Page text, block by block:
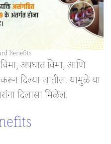
Benefits
अपघात विमा, आणि
दिल्या जातील. यामुळे या
दिलासा मिळेल.